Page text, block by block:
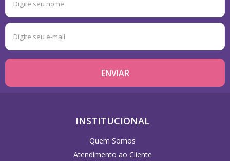
INSTITUCIONAL
Quem Somos
Atendimento ao Cliente